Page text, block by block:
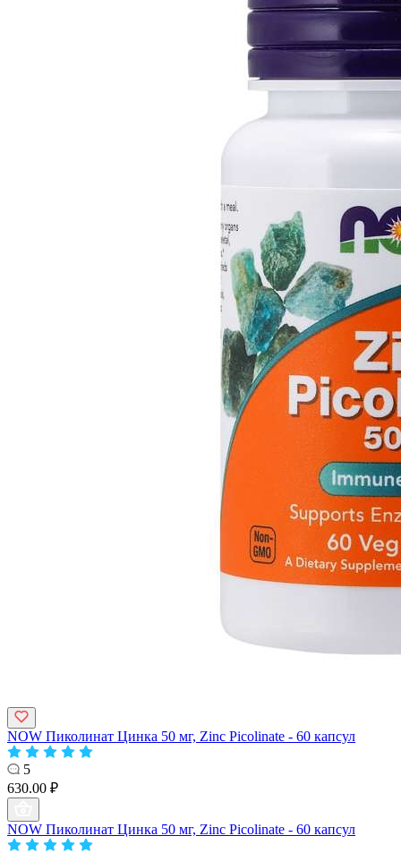
NOW Пиколинат Цинка 50 мг, Zinc Picolinate - 60 капсул
5
630.00 ₽
NOW Пиколинат Цинка 50 мг, Zinc Picolinate - 60 капсул